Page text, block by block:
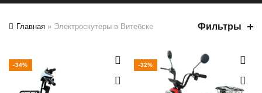
Главная » Электроскутеры в Витебске Фильтры
-34% -32%